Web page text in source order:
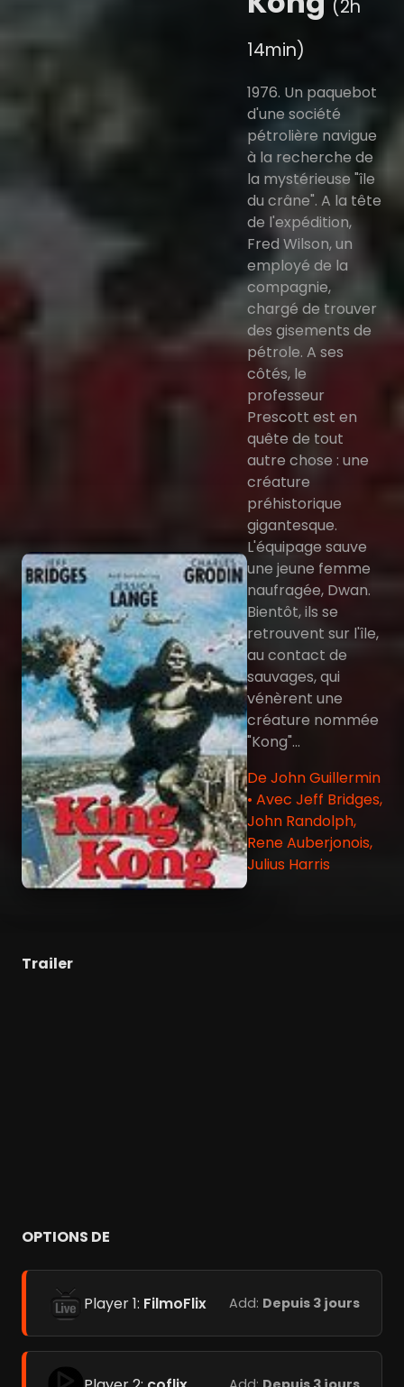
(2h
14min)
1976. Un paquebot
d'une société
pétrolière navigue
à la recherche de
la mystérieuse "île
du crâne". A la tête
de l'expédition,
Fred Wilson, un
employé de la
compagnie,
chargé de trouver
des gisements de
pétrole. A ses
côtés, le
professeur
Prescott est en
quête de tout
autre chose : une
créature
préhistorique
gigantesque.
L'équipage sauve
une jeune femme
naufragée, Dwan.
Bientôt, ils se
retrouvent sur l'île,
au contact de
sauvages, qui
vénèrent une
créature nommée
"Kong"...
De John Guillermin
• Avec Jeff Bridges,
John Randolph,
Rene Auberjonois,
Julius Harris
Trailer
OPTIONS DE
Player 1: FilmoFlix Add: Depuis 3 jours